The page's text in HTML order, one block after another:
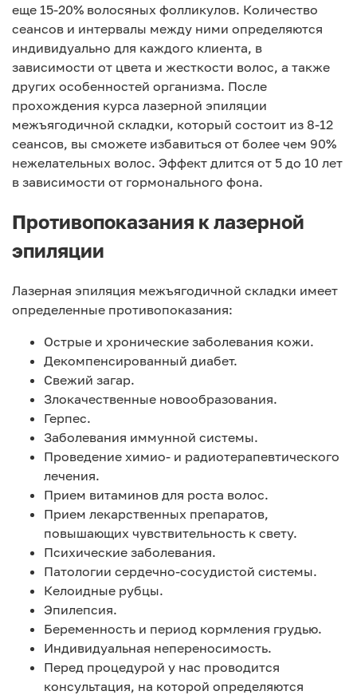
еще 15-20% волосяных фолликулов. Количество
сеансов и интервалы между ними определяются
индивидуально для каждого клиента, в
зависимости от цвета и жесткости волос, а также
других особенностей организма. После
прохождения курса лазерной эпиляции
межъягодичной складки, который состоит из 8-12
сеансов, вы сможете избавиться от более чем 90%
нежелательных волос. Эффект длится от 5 до 10 лет
в зависимости от гормонального фона.
Противопоказания к лазерной
эпиляции
Лазерная эпиляция межъягодичной складки имеет
определенные противопоказания:
Острые и хронические заболевания кожи.
Декомпенсированный диабет.
Свежий загар.
Злокачественные новообразования.
Герпес.
Заболевания иммунной системы.
Проведение химио- и радиотерапевтического
лечения.
Прием витаминов для роста волос.
Прием лекарственных препаратов,
повышающих чувствительность к свету.
Психические заболевания.
Патологии сердечно-сосудистой системы.
Келоидные рубцы.
Эпилепсия.
Беременность и период кормления грудью.
Индивидуальная непереносимость.
Перед процедурой у нас проводится
консультация, на которой определяются